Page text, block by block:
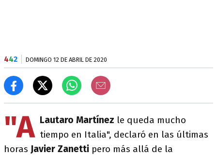
442 DOMINGO 12 DE ABRIL DE 2020
"A Lautaro Martínez le queda mucho
tiempo en Italia", declaró en las últimas
horas Javier Zanetti pero más allá de la